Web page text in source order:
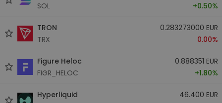
SOL
+0.50%
TRON
TRX
0.283273000 EUR
0.00%
Figure Heloc
FIGR_HELOC
0.888351 EUR
+1.80%
Hyperliquid
46.400 EUR